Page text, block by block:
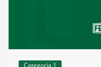
Categoria 1